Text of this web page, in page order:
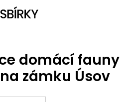
domácí fauny
zámku Úsov